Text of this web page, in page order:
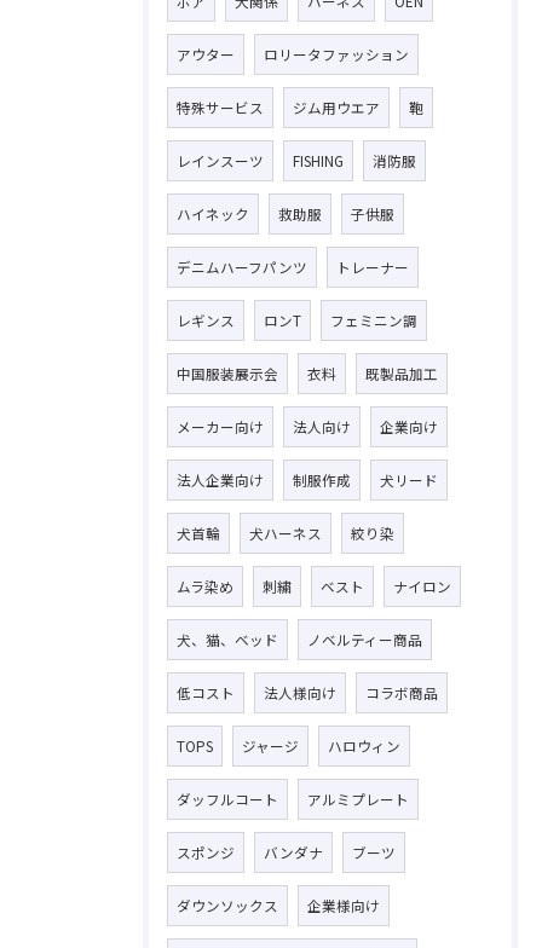
アウター ロリータファッション
特殊サービス ジム用ウエア 鞄
レインスーツ FISHING 消防服
ハイネック 救助服 子供服
デニムハーフパンツ トレーナー
レギンス ロンT フェミニン調
中国服装展示会 衣料 既製品加工
メーカー向け 法人向け 企業向け
法人企業向け 制服作成 犬リード
犬首輪 犬ハーネス 絞り染
ムラ染め 刺繍 ベスト ナイロン
犬、猫、ベッド ノベルティー商品
低コスト 法人様向け コラボ商品
TOPS ジャージ ハロウィン
ダッフルコート アルミプレート
スポンジ バンダナ ブーツ
ダウンソックス 企業様向け